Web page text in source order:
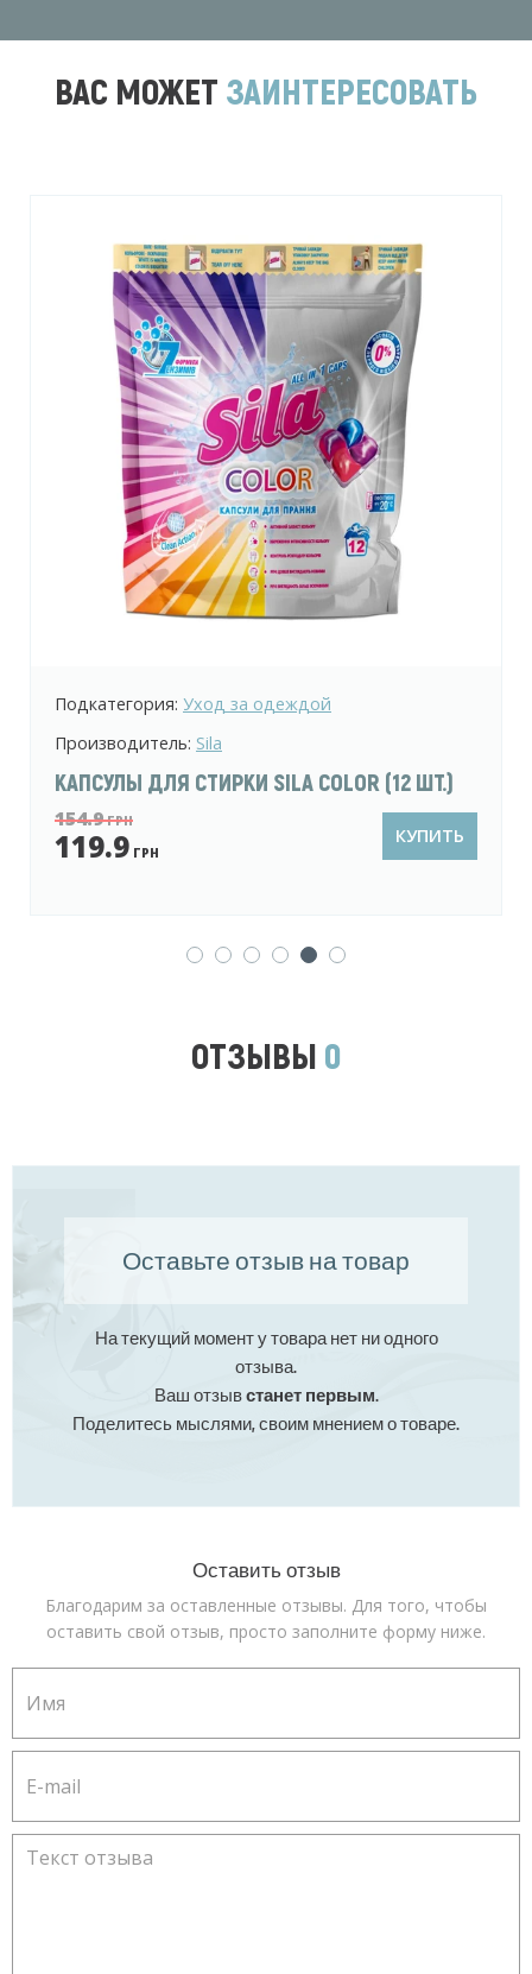
ВАС МОЖЕТ ЗАИНТЕРЕСОВАТЬ
Подкатегория: Хозяйственное мыло
Производитель: Sila
ХОЗЯЙСТВЕННОЕ ТВЕРДОЕ МЫЛО SILA
ТРАДИЦИОННОЕ 72% 140 Г
18.9ГРН
КУПИТЬ
ОТЗЫВЫ 0
Оставьте отзыв на товар
На текущий момент у товара нет ни одного
отзыва.
Ваш отзывстанет первым.
Поделитесь мыслями, своим мнением о товаре.
Оставить отзыв
Благодарим за оставленные отзывы. Для того, чтобы
оставить свой отзыв, просто заполните форму ниже.